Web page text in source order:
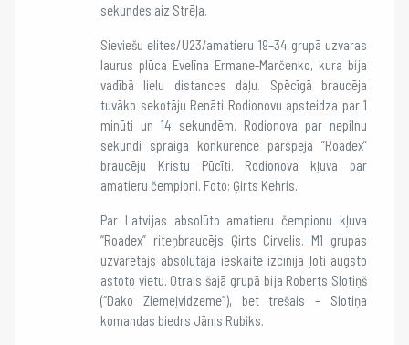
sekundes aiz Strēļa.
Sieviešu elites/U23/amatieru 19–34 grupā uzvaras
laurus plūca Evelīna Ermane-Marčenko, kura bija
vadībā lielu distances daļu. Spēcīgā braucēja
tuvāko sekotāju Renāti Rodionovu apsteidza par 1
minūti un 14 sekundēm. Rodionova par nepilnu
sekundi spraigā konkurencē pārspēja “Roadex”
braucēju Kristu Pūcīti. Rodionova kļuva par
amatieru čempioni. Foto: Ģirts Kehris.
Par Latvijas absolūto amatieru čempionu kļuva
“Roadex” riteņbraucējs Ģirts Cirvelis. M1 grupas
uzvarētājs absolūtajā ieskaitē izcīnīja ļoti augsto
astoto vietu. Otrais šajā grupā bija Roberts Slotiņš
(“Dako Ziemeļvidzeme”), bet trešais – Slotiņa
komandas biedrs Jānis Rubiks.